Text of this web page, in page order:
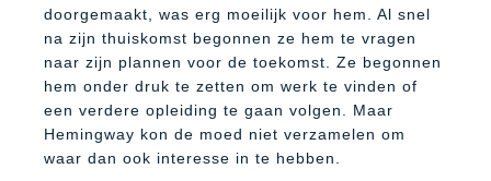
doorgemaakt, was erg moeilijk voor hem. Al snel
na zijn thuiskomst begonnen ze hem te vragen
naar zijn plannen voor de toekomst. Ze begonnen
hem onder druk te zetten om werk te vinden of
een verdere opleiding te gaan volgen. Maar
Hemingway kon de moed niet verzamelen om
waar dan ook interesse in te hebben.